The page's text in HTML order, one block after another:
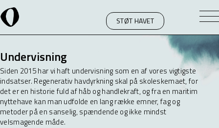
STØT HAVET
Undervisning
Siden 2015 har vi haft undervisning som en af vores vigtigste
indsatser. Regenerativ havdyrkning skal på skoleskemaet, for
det er en historie fuld af håb og handlekraft, og fra en maritim
nyttehave kan man udfolde en lang række emner, fag og
metoder på en sanselig, spændende og ikke mindst
velsmagende måde.